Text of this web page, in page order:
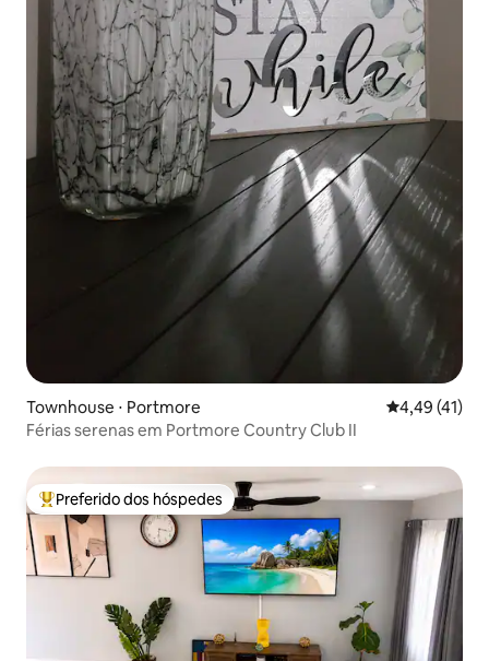
Townhouse ⋅ Portmore 4,49 de uma
4,49 (41)
Férias serenas em Portmore Country Club II
Entre os melhores preferidos dos hóspedes
Preferido dos hóspedes